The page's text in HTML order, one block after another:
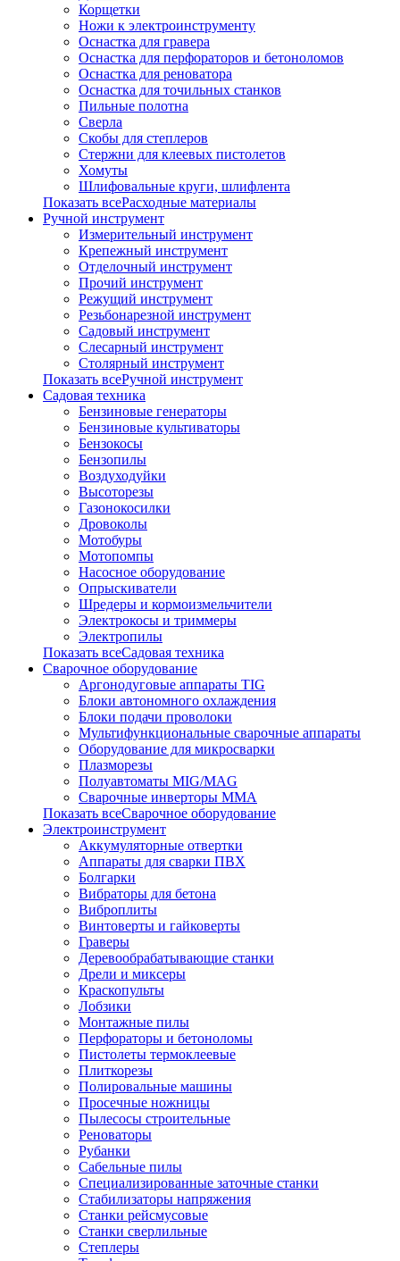
Корщетки
Ножи к электроинструменту
Оснастка для гравера
Оснастка для перфораторов и бетоноломов
Оснастка для реноватора
Оснастка для точильных станков
Пильные полотна
Сверла
Скобы для степлеров
Стержни для клеевых пистолетов
Хомуты
Шлифовальные круги, шлифлента
Показать всеРасходные материалы
Ручной инструмент
Измерительный инструмент
Крепежный инструмент
Отделочный инструмент
Прочий инструмент
Режущий инструмент
Резьбонарезной инструмент
Садовый инструмент
Слесарный инструмент
Столярный инструмент
Показать всеРучной инструмент
Садовая техника
Бензиновые генераторы
Бензиновые культиваторы
Бензокосы
Бензопилы
Воздуходуйки
Высоторезы
Газонокосилки
Дровоколы
Мотобуры
Мотопомпы
Насосное оборудование
Опрыскиватели
Шредеры и кормоизмельчители
Электрокосы и триммеры
Электропилы
Показать всеСадовая техника
Сварочное оборудование
Аргонодуговые аппараты TIG
Блоки автономного охлаждения
Блоки подачи проволоки
Мультифункциональные сварочные аппараты
Оборудование для микросварки
Плазморезы
Полуавтоматы MIG/MAG
Сварочные инверторы ММА
Показать всеСварочное оборудование
Электроинструмент
Аккумуляторные отвертки
Аппараты для сварки ПВХ
Болгарки
Вибраторы для бетона
Виброплиты
Винтоверты и гайковерты
Граверы
Деревообрабатывающие станки
Дрели и миксеры
Краскопульты
Лобзики
Монтажные пилы
Перфораторы и бетоноломы
Пистолеты термоклеевые
Плиткорезы
Полировальные машины
Просечные ножницы
Пылесосы строительные
Реноваторы
Рубанки
Сабельные пилы
Специализированные заточные станки
Стабилизаторы напряжения
Станки рейсмусовые
Станки сверлильные
Степлеры